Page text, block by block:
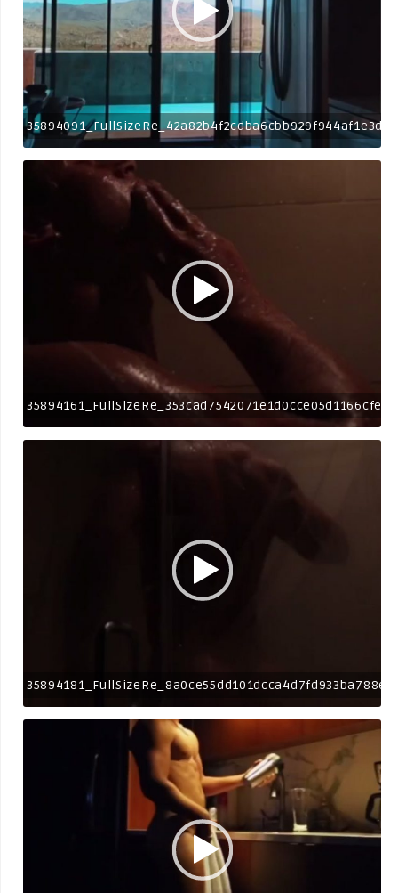
35894091_FullSizeRe_42a82b4f2cdba6cbb929f944af1e3d33
35894161_FullSizeRe_353cad7542071e1d0cce05d1166cfe40